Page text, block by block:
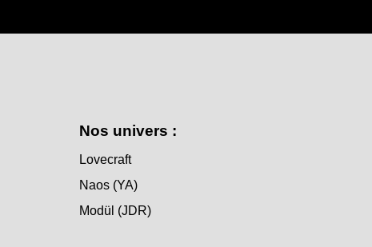
Nos univers :
Lovecraft
Naos (YA)
Modül (JDR)